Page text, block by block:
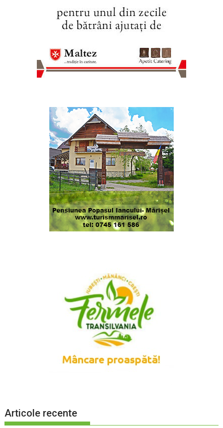
Articole recente